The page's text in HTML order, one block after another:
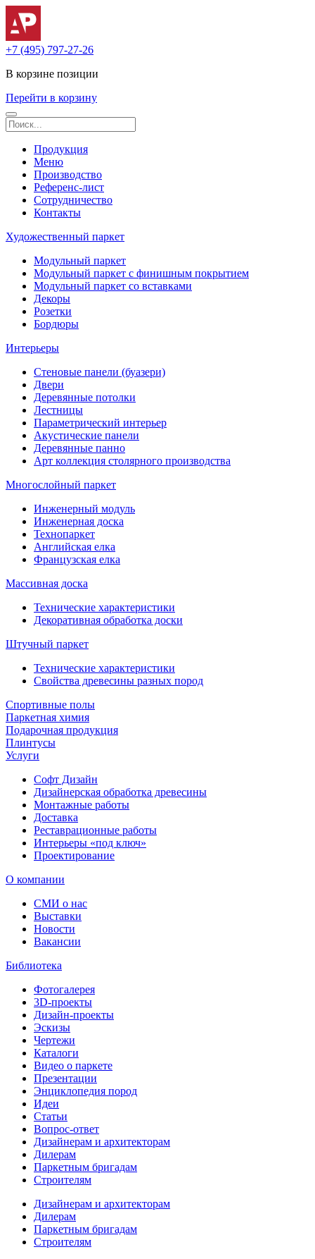
+7 (495) 797-27-26
В корзине позиции
Перейти в корзину
Продукция
Меню
Производство
Референс-лист
Сотрудничество
Контакты
Художественный паркет
Модульный паркет
Модульный паркет с финишным покрытием
Модульный паркет со вставками
Декоры
Розетки
Бордюры
Интерьеры
Стеновые панели (буазери)
Двери
Деревянные потолки
Лестницы
Параметрический интерьер
Акустические панели
Деревянные панно
Арт коллекция столярного производства
Многослойный паркет
Инженерный модуль
Инженерная доска
Технопаркет
Английская елка
Французская елка
Массивная доска
Технические характеристики
Декоративная обработка доски
Штучный паркет
Технические характеристики
Свойства древесины разных пород
Спортивные полы
Паркетная химия
Подарочная продукция
Плинтусы
Услуги
Софт Дизайн
Дизайнерская обработка древесины
Монтажные работы
Доставка
Реставрационные работы
Интерьеры «под ключ»
Проектирование
О компании
СМИ о нас
Выставки
Новости
Вакансии
Библиотека
Фотогалерея
3D-проекты
Дизайн-проекты
Эскизы
Чертежи
Каталоги
Видео о паркете
Презентации
Энциклопедия пород
Идеи
Статьи
Вопрос-ответ
Дизайнерам и архитекторам
Дилерам
Паркетным бригадам
Строителям
Дизайнерам и архитекторам
Дилерам
Паркетным бригадам
Строителям